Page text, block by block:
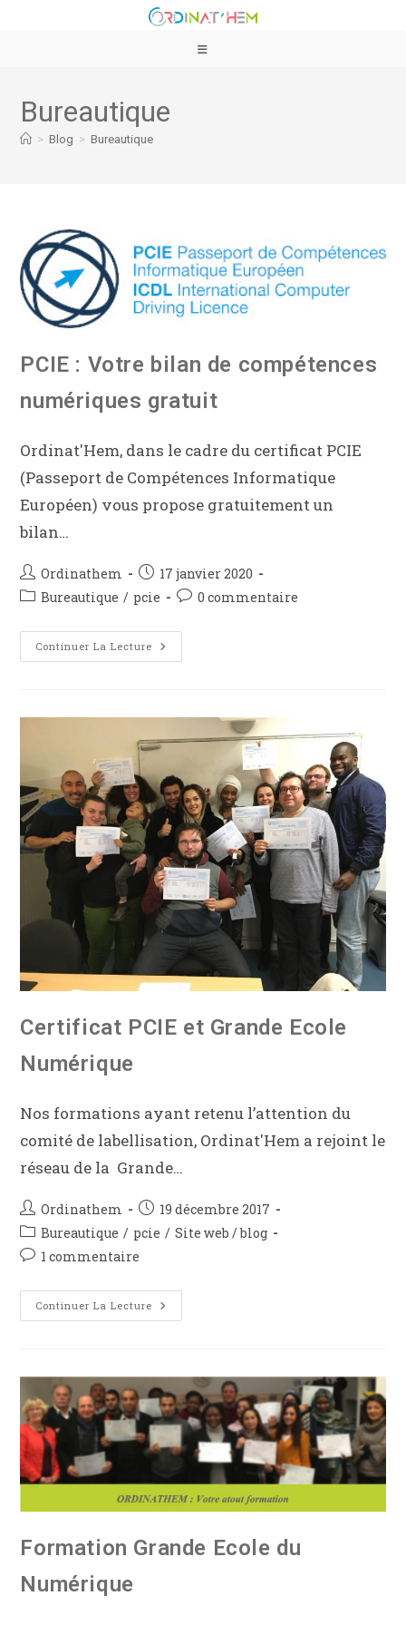
Bureautique
> Blog > Bureautique
PCIE : Votre bilan de compétences
numériques gratuit
Ordinat'Hem, dans le cadre du certificat PCIE
(Passeport de Compétences Informatique
Européen) vous propose gratuitement un
bilan…
Ordinathem
17 janvier 2020
Bureautique / pcie 0 commentaire
Continuer La Lecture
Certificat PCIE et Grande Ecole
Numérique
Nos formations ayant retenu l’attention du
comité de labellisation, Ordinat'Hem a rejoint le
réseau de la Grande…
Ordinathem
19 décembre 2017
Bureautique / pcie / Site web / blog
1 commentaire
Continuer La Lecture
Formation Grande Ecole du
Numérique